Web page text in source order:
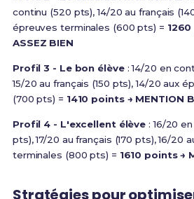
continu (520 pts), 14/20 au français
épreuves terminales (600 pts) =
ASSEZ BIEN
Profil 3 - Le bon élève: 14/20 en
15/20 au français (150 pts), 14/20 aux
(700 pts) = 1410 points → MENTION
Profil 4 - L'excellent élève : 16/20
pts), 17/20 au français (170 pts), 16/20
terminales (800 pts) = 1610 points →